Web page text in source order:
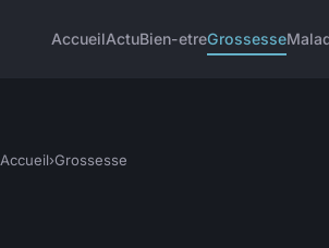
AccueilActuBien-etreGrossesse
Accueil›Grossesse